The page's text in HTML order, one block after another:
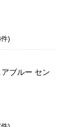
件)
ブルー セン